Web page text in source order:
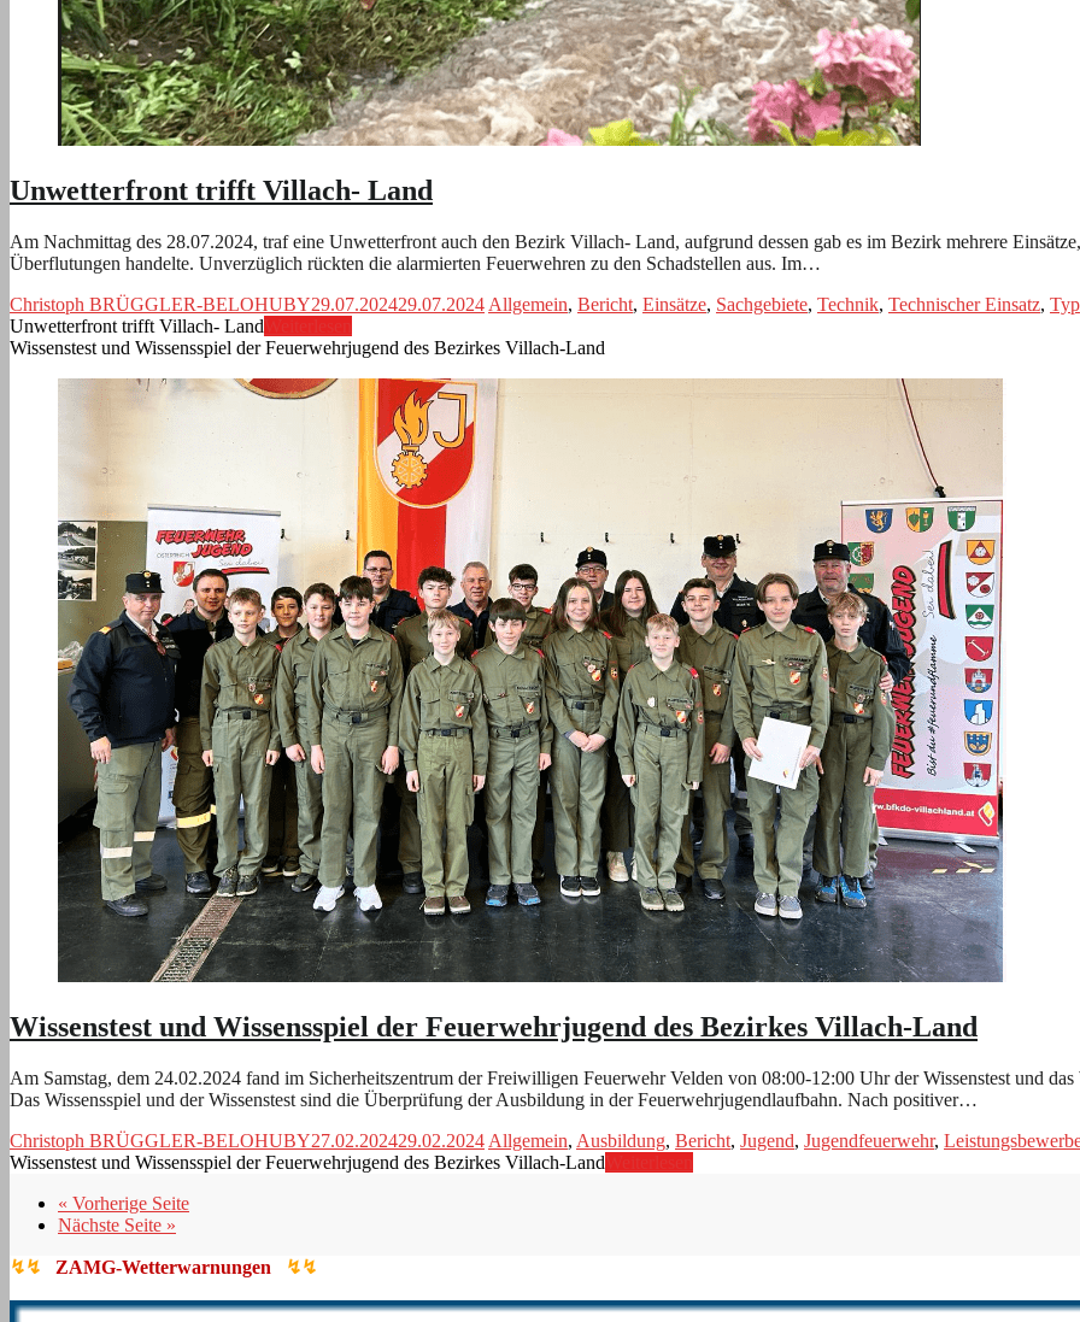
Unwetterfront trifft Villach- Land
Am Nachmittag des 28.07.2024, traf eine Unwetterfront auch den Bezirk Villach- Land, aufgrund dessen gab es im Bezirk mehrere
Überflutungen handelte. Unverzüglich rückten die alarmierten Feuerwehren zu den Schadstellen aus. Im…
Christoph BRÜGGLER-BELOHUBY29.07.202429.07.2024 Allgemein, Bericht, Einsätze, Sachgebiete, Technik, Technischer Einsatz, Typ
Unwetterfront trifft Villach- Land
Wissenstest und Wissensspiel der Feuerwehrjugend des Bezirkes Villach-Land
Wissenstest und Wissensspiel der Feuerwehrjugend des Bezirkes Villach-Land
Am Samstag, dem 24.02.2024 fand im Sicherheitszentrum der Freiwilligen Feuerwehr Velden von 08:00-12:00 Uhr der Wissenstest und
Das Wissensspiel und der Wissenstest sind die Überprüfung der Ausbildung in der Feuerwehrjugendlaufbahn. Nach positiver…
Christoph BRÜGGLER-BELOHUBY27.02.202429.02.2024 Allgemein, Ausbildung, Bericht, Jugend, Jugendfeuerwehr,
Wissenstest und Wissensspiel der Feuerwehrjugend des Bezirkes Villach-Land
« Vorherige Seite
Nächste Seite »
↯↯ ZAMG-Wetterwarnungen ↯↯